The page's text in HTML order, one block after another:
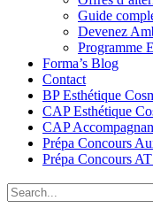
Guide
Devenez
Programme
Forma’s Blog
Contact
BP Esthétique
CAP Esthétique
CAP
Prépa Concours
Prépa Concours